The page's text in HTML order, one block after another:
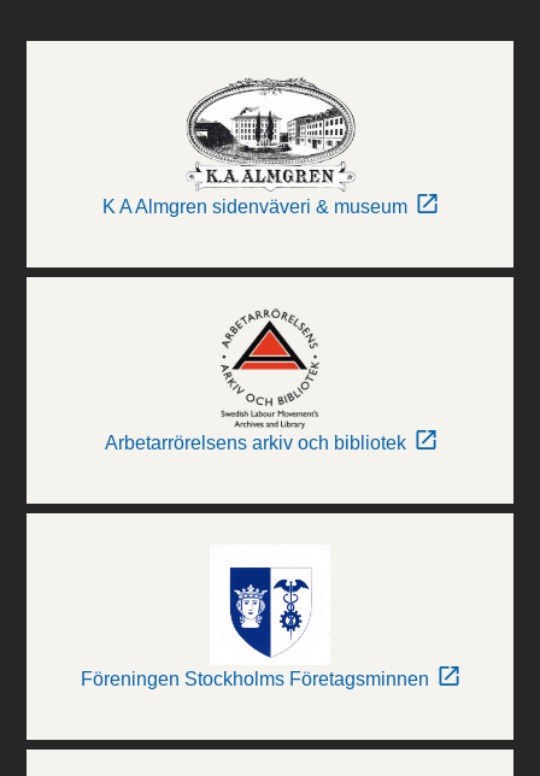
K A Almgren sidenväveri & museum
Arbetarrörelsens arkiv och bibliotek
Föreningen Stockholms Företagsminnen